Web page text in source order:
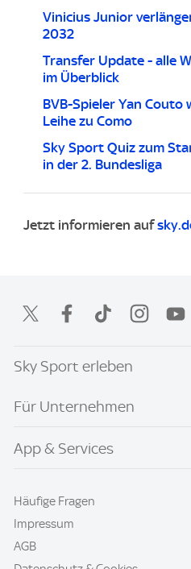
Vinicius Junior
2032
Transfer Update - alle
im Überblick
BVB-Spieler Yan
Leihe zu Como
Sky Sport Quiz zum
in der 2. Bundesliga
Jetzt informieren auf
Sky Sport erleben
Für Unternehmen
App & Services
Häufige Fragen
Impressum
AGB